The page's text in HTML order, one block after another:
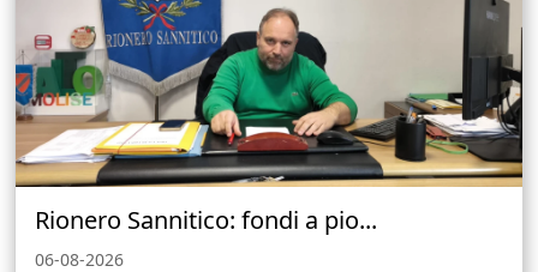
Rionero Sannitico: fondi a pio...
06-08-2026